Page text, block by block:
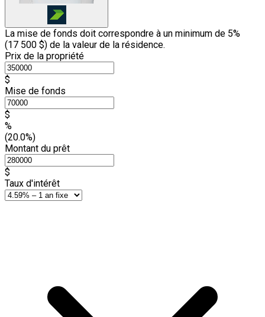
La mise de fonds doit correspondre à un minimum de 5%
(17 500 $) de la valeur de la résidence.
Prix de la propriété
$
Mise de fonds
$
%
(20.0%)
Montant du prêt
$
Taux d'intérêt